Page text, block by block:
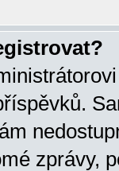
zprávy,